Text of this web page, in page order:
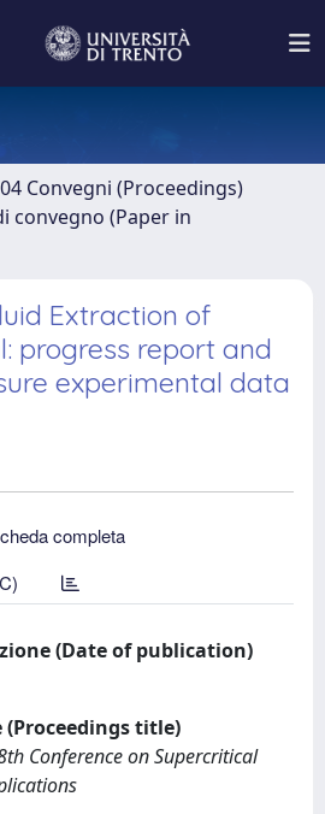
04 Convegni (Proceedings)
convegno (Paper in
Extraction of
progress report and
experimental data
completa
(Date of publication)
title)
Conference on Supercritical